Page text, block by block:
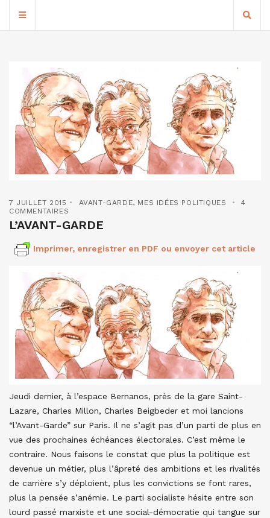
7 JUILLET 2015 AVANT-GARDE, MES IDÉES POLITIQUES
4
COMMENTAIRES
L’AVANT-GARDE
Imprimer, enregistrer en PDF ou envoyer cet article
Jeudi dernier, à l’espace Bernanos, près de la gare Saint-
Lazare, Charles Millon, Charles Beigbeder et moi lancions
“l’Avant-Garde” sur Paris. Il ne s’agit pas d’un parti de plus en
vue des prochaines échéances électorales. C’est même le
contraire. Nous faisons le constat que plus la politique est
devenue un métier, plus l’âpreté des ambitions et les rivalités
de carrière s’y déploient, plus les convictions se font rares,
plus la pensée s’anémie. Le parti socialiste hésite entre son
lourd passé marxiste et une social-démocratie qui tangue sur